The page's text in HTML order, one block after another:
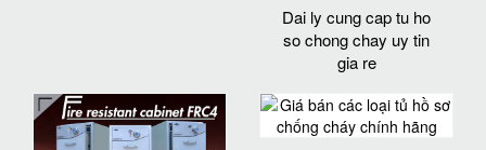
Dai ly cung cap tu ho
so chong chay uy tin
gia re